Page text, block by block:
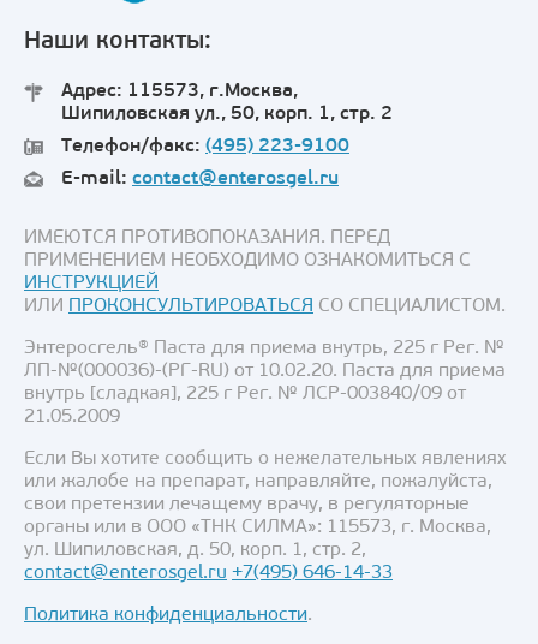
Наши контакты:
Адрес: 115573, г.Москва,
Шипиловская ул., 50, корп. 1, стр. 2
Телефон/факс: (495) 223-9100
E-mail: contact@enterosgel.ru
ИМЕЮТСЯ ПРОТИВОПОКАЗАНИЯ. ПЕРЕД
ПРИМЕНЕНИЕМ НЕОБХОДИМО ОЗНАКОМИТЬСЯ С
ИНСТРУКЦИЕЙ
ИЛИ ПРОКОНСУЛЬТИРОВАТЬСЯ СО СПЕЦИАЛИСТОМ.
Энтеросгель® Паста для приема внутрь, 225 г Рег. №
ЛП-№(000036)-(РГ-RU) от 10.02.20. Паста для приема
внутрь [сладкая], 225 г Рег. № ЛСР-003840/09 от
21.05.2009
Если Вы хотите сообщить о нежелательных явлениях
или жалобе на препарат, направляйте, пожалуйста,
свои претензии лечащему врачу, в регуляторные
органы или в ООО «ТНК СИЛМА»: 115573, г. Москва,
ул. Шипиловская, д. 50, корп. 1, стр. 2,
contact@enterosgel.ru +7(495) 646-14-33
Политика конфиденциальности.